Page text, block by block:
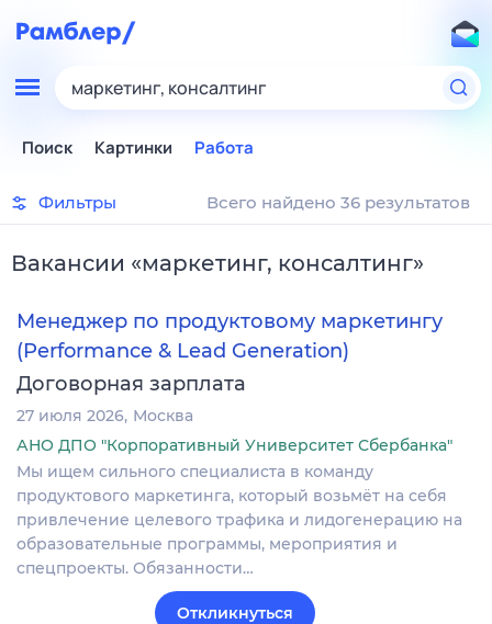
маркетинг, консалтинг
Поиск Картинки Работа
Фильтры Всего найдено 36 результатов
Вакансии «маркетинг, консалтинг»
Менеджер по продуктовому маркетингу
(Performance & Lead Generation)
Договорная зарплата
27 июля 2026 Москва
АНО ДПО "Корпоративный Университет Сбербанка"
Мы ищем сильного специалиста в команду
продуктового маркетинга, который возьмёт на себя
привлечение целевого трафика и лидогенерацию на
образовательные программы, мероприятия и
спецпроекты. Обязанности…
Откликнуться